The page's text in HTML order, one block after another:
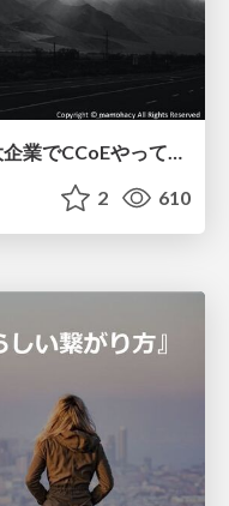
シゴトをジモトに運び込め〜大企業でCCoEやってた私が地元に事業所を作るまで〜
2 610